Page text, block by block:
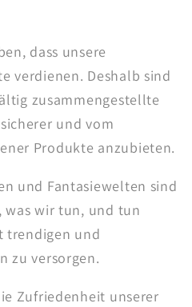
dass unsere
verdienen. Deshalb sind
zusammengestellte
und vom
Produkte anzubieten.
und Fantasiewelten sind
was wir tun, und tun
trendigen und
zu versorgen.
Zufriedenheit unserer